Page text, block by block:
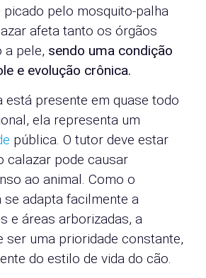
picado pelo mosquito-palha
afeta tanto os órgãos
a pele, sendo uma condição
e evolução crônica.
está presente em quase todo
ela representa um
pública. O tutor deve estar
calazar pode causar
ao animal. Como o
se adapta facilmente a
e áreas arborizadas, a
ser uma prioridade constante,
do estilo de vida do cão.